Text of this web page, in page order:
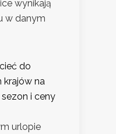
wynikają
w danym
do
krajów na
i ceny
urlopie